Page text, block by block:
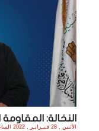
النخالة:
الأثنين , 28 فـبـرايـر , 2022 الساعة 6:44:33 PM